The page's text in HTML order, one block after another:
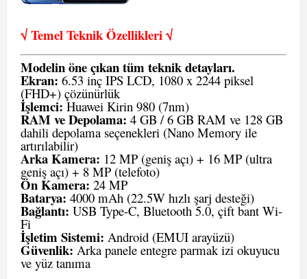
√ Temel Teknik Özellikleri √
Modelin öne çıkan tüm teknik detayları.
Ekran: 6.53 inç IPS LCD, 1080 x 2244 piksel
(FHD+) çözünürlük
İşlemci: Huawei Kirin 980 (7nm)
RAM ve Depolama: 4 GB / 6 GB RAM ve 128 GB
dahili depolama seçenekleri (Nano Memory ile
artırılabilir)
Arka Kamera: 12 MP (geniş açı) + 16 MP (ultra
geniş açı) + 8 MP (telefoto)
Ön Kamera: 24 MP
Batarya: 4000 mAh (22.5W hızlı şarj desteği)
Bağlantı: USB Type-C, Bluetooth 5.0, çift bant Wi-
Fi
İşletim Sistemi: Android (EMUI arayüzü)
Güvenlik: Arka panele entegre parmak izi okuyucu
ve yüz tanıma